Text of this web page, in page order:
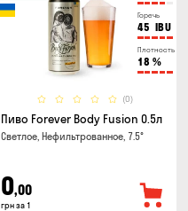
Горечь
45 IBU
Плотность
18 %
(0)
Пиво Forever Body Fusion 0.5л
Светлое, Нефильтрованное, 7.5°
0,00
грн за 1